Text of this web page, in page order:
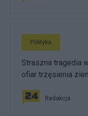
Polityka
Straszna tragedia
ofiar trzęsienia
Redakcja